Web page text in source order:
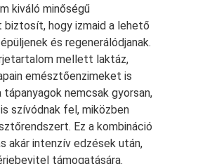
kiváló minőségű
hogy izmaid a lehető
és regenerálódjanak.
mellett laktáz,
emésztőenzimeket is
nemcsak gyorsan,
szívódnak fel, miközben
Ez a kombináció
akár intenzív edzések után,
támogatására.